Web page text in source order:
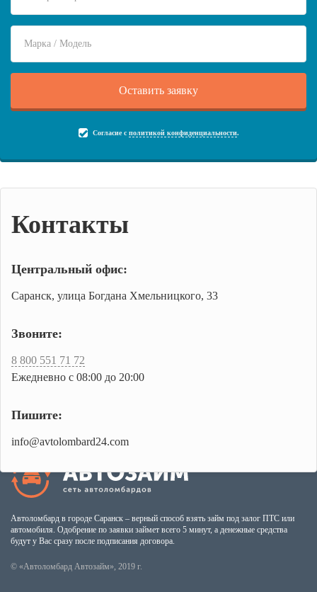
Согласие с политикой конфиденциальности.
Контакты
Центральный офис:
Саранск, улица Богдана Хмельницкого, 33
Звоните:
8 800 551 71 72
Ежедневно с 08:00 до 20:00
Пишите:
info@avtolombard24.com
Автоломбард в городе Саранск – верный способ взять займ под залог ПТС или
автомобиля. Одобрение по заявки займет всего 5 минут, а денежные средства
будут у Вас сразу после подписания договора.
© «Автоломбард Автозайм», 2019 г.